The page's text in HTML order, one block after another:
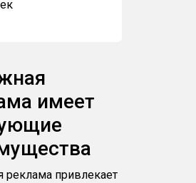
имеет
реклама привлекает